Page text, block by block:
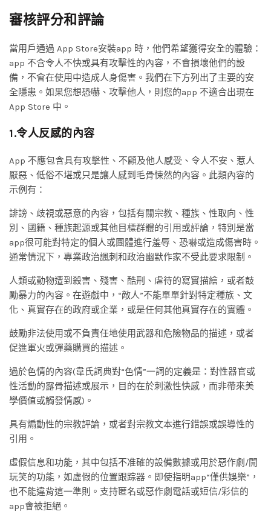
審核評分和評論
當用戶通過 App Store安裝app 時，他們希望獲得安全的體驗：
app 不含令人不快或具有攻擊性的內容，不會損壞他們的設
備，不會在使用中造成人身傷害。我們在下方列出了主要的安
全隱患。如果您想恐嚇、攻擊他人，則您的app 不適合出現在
App Store 中。
1.令人反感的內容
App 不應包含具有攻擊性、不顧及他人感受、令人不安、惹人
厭惡、低俗不堪或只是讓人感到毛骨悚然的內容。此類內容的
示例有：
誹謗、歧視或惡意的內容，包括有關宗教、種族、性取向、性
別、國籍、種族起源或其他目標群體的引用或評論，特別是當
app很可能對特定的個人或團體進行羞辱、恐嚇或造成傷害時。
通常情況下，專業政治諷刺和政治幽默作家不受此要求限制。
人類或動物遭到殺害、殘害、酷刑、虐待的寫實描繪，或者鼓
勵暴力的內容。在遊戲中，“敵人”不能單單針對特定種族、文
化、真實存在的政府或企業，或是任何其他真實存在的實體。
鼓勵非法使用或不負責任地使用武器和危險物品的描述，或者
促進軍火或彈藥購買的描述。
過於色情的內容(韋氏詞典對“色情”一詞的定義是：對性器官或
性活動的露骨描述或展示，目的在於刺激性快感，而非帶來美
學價值或觸發情感)。
具有煽動性的宗教評論，或者對宗教文本進行錯誤或誤導性的
引用。
虛假信息和功能，其中包括不准確的設備數據或用於惡作劇/開
玩笑的功能，如虛假的位置跟踪器。即使指明app“僅供娛樂”，
也不能違背這一準則。支持匿名或惡作劇電話或短信/彩信的
app會被拒絕。